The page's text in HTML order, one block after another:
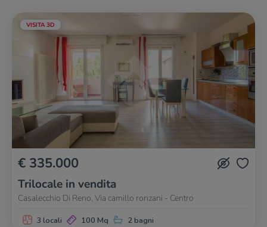
VISITA 3D
€ 335.000
Trilocale in vendita
Casalecchio Di Reno, Via camillo ronzani - Centro
3 locali 100 Mq 2 bagni